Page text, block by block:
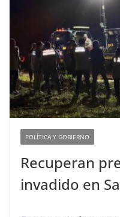
POLÍTICA Y GOBIERNO
Recuperan
invadido en